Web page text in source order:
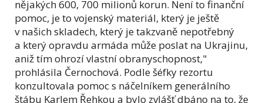
nějakých 600, 700 milionů korun. Není to finanční
pomoc, je to vojenský materiál, který je ještě
v našich skladech, který je takzvaně nepotřebný
a který opravdu armáda může poslat na Ukrajinu,
aniž tím ohrozí vlastní obranyschopnost,"
prohlásila Černochová. Podle šéfky rezortu
konzultovala pomoc s náčelníkem generálního
štábu Karlem Řehkou a bylo zvlášť dbáno na to, že